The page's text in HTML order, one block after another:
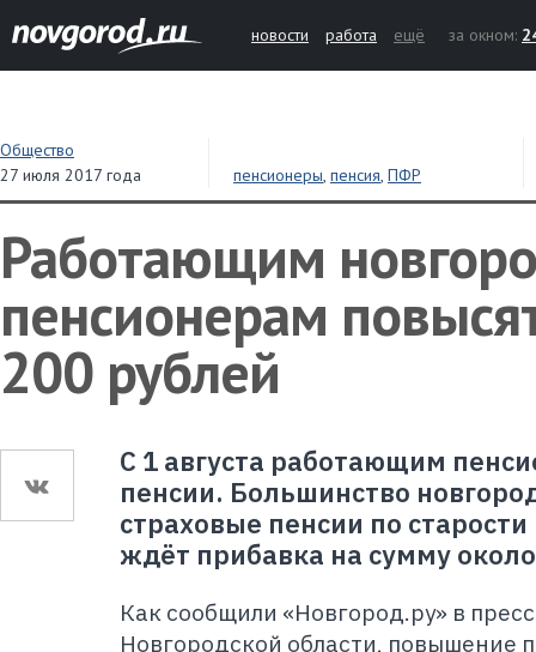
новости работа ещё за окном:
Общество
27 июля 2017 года
пенсионеры, пенсия, ПФР
Работающим
пенсионерам
200 рублей
С 1 августа работающим
пенсии. Большинство
страховые пенсии по
ждёт прибавка на сумму
Как сообщили «Новгород.ру» в
Новгородской области, повышение